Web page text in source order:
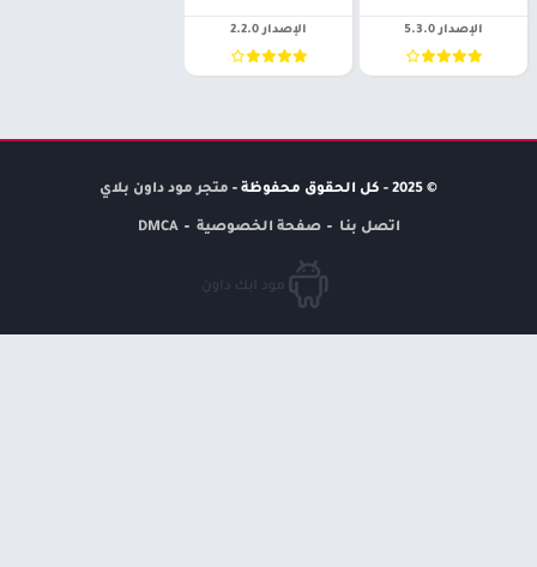
الإصدار 5.3.0 الإصدار 2.2.0
© 2025 - كل الحقوق محفوظة - متجر مود داون بلاي
اتصل بنا صفحة الخصوصية DMCA